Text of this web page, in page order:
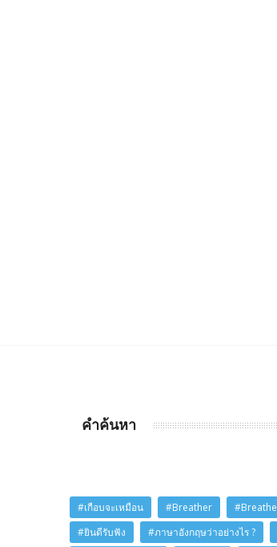
คำค้นหา
#เกือบจะเหมือน #Breather #Breathe
#ยินดีรับฟัง
#ภาษาอังกฤษว่าอย่างไร ?